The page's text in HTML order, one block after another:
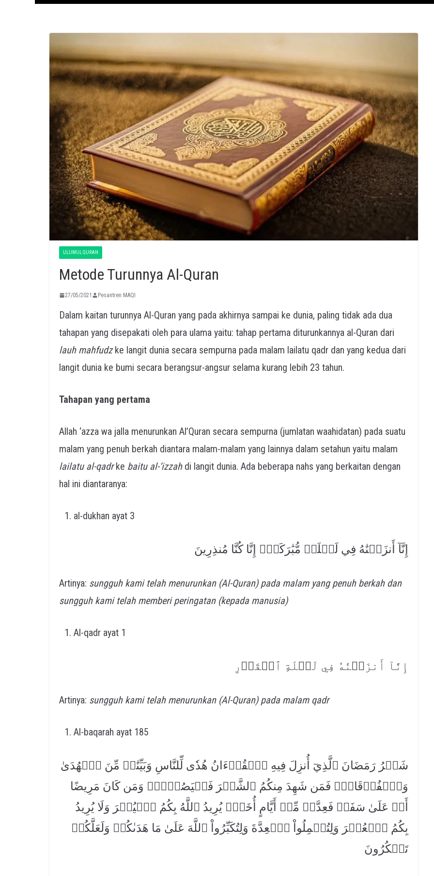
ULUMUL QURAN
Metode Turunnya Al-Quran
27/05/2021 Pesantren MAQI
Dalam kaitan turunnya Al-Quran yang pada akhirnya sampai ke dunia, paling tidak ada dua
tahapan yang disepakati oleh para ulama yaitu: tahap pertama diturunkannya al-Quran dari
lauh mahfudzke langit dunia secara sempurna pada malam lailatu qadr dan yang kedua dari
langit dunia ke bumi secara berangsur-angsur selama kurang lebih 23 tahun.
Tahapan yang pertama
Allah ‘azza wa jalla menurunkan Al’Quran secara sempurna (jumlatan waahidatan) pada suatu
malam yang penuh berkah diantara malam-malam yang lainnya dalam setahun yaitu malam
lailatu al-qadrke baitu al-‘izzahdi langit dunia. Ada beberapa nahs yang berkaitan dengan
hal ini diantaranya:
al-dukhan ayat 3
إِنَّآ أَنزَلۡنَٰهُ فِي لَيۡلَةٖ مُّبَٰرَكَةٍۚ إِنَّا كُنَّا مُنذِرِينَ
Artinya: sungguh kami telah menurunkan (Al-Quran) pada malam yang penuh berkah dan
sungguh kami telah memberi peringatan (kepada manusia)
Al-qadr ayat 1
إِنَّآ أَنزَلۡنَٰهُ فِي لَيۡلَةِ ٱلۡقَدۡرِ
Artinya: sungguh kami telah menurunkan (Al-Quran) pada malam qadr
Al-baqarah ayat 185
شَهۡرُ رَمَضَانَ ٱلَّذِيٓ أُنزِلَ فِيهِ ٱلۡقُرۡءَانُ هُدٗى لِّلنَّاسِ وَبَيِّنَٰتٖ مِّنَ ٱلۡهُدَىٰ
وَٱلۡفُرۡقَانِۚ فَمَن شَهِدَ مِنكُمُ ٱلشَّهۡرَ فَلۡيَصُمۡهُۖ وَمَن كَانَ مَرِيضًا
أَوۡ عَلَىٰ سَفَرٖ فَعِدَّةٞ مِّنۡ أَيَّامٍ أُخَرَۗ يُرِيدُ ٱللَّهُ بِكُمُ ٱلۡيُسۡرَ وَلَا يُرِيدُ
بِكُمُ ٱلۡعُسۡرَ وَلِتُكۡمِلُواْ ٱلۡعِدَّةَ وَلِتُكَبِّرُواْ ٱللَّهَ عَلَىٰ مَا هَدَىٰكُمۡ وَلَعَلَّكُمۡ
تَشۡكُرُونَ